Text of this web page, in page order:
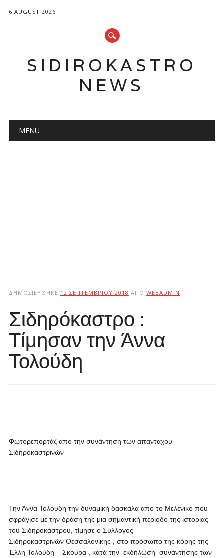
6 AUGUST 2026
SIDIROKASTRO
NEWS
Main menu
MENU
ΔΗΜΟΣΙΕΎΘΗΚΕ 12 ΣΕΠΤΕΜΒΡΊΟΥ 2018 ΑΠΌ WEBADMIN
Σιδηρόκαστρο :
Τίμησαν την Άννα
Τολούδη
Φωτορεπορτάζ απο την συνάντηση των απανταχού
Σιδηροκαστρινών
Την Άννα Τολούδη την δυναμική δασκάλα απο το Μελένικο που
σφράγισε με την δράση της μια σημαντική περίοδο της ιστορίας
του Σιδηροκάστρου, τίμησε ο Σύλλογος
Σιδηροκαστρινών Θεσσαλονίκης , στο πρόσωπο της κόρης της
Έλλη Τολούδη – Σκούρα , κατά την εκδήλωση συνάντησης των